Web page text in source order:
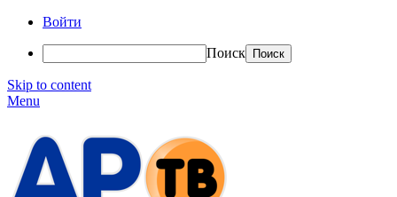
Войти
Поиск
Skip to content
Menu